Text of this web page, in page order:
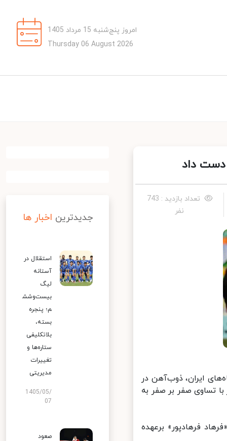
امروز پنج‌شنبه 15 مرداد 1405
Thursday 06 August 2026
داد
تعداد بازدید : 743
نفر
ایران، ذوب‌آهن در
تساوی صفر بر صفر به
فرهادپور» برعهده
جدیدترین اخبار ها
استقلال در
آستانه
لیگ
بیست‌وشش
م؛ پنجره
بسته،
بلاتکلیفی
ستاره‌ها و
تغییرات
مدیریتی
1405/05/
07
صعود